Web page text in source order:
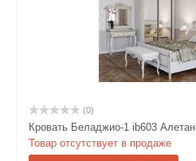
(0)
Кровать Беладжио-1 ib603 Алетан
Товар отсутствует в продаже